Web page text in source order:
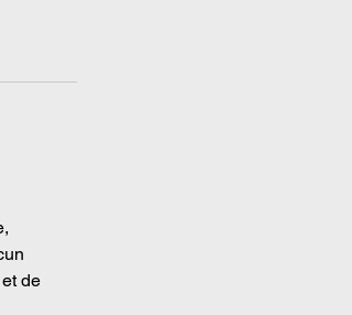
de